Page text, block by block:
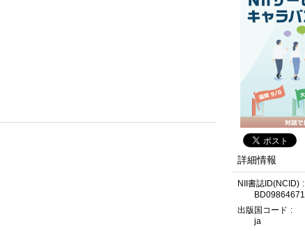
詳細情報
NII書誌ID(NCID)
BD09864671
出版国コード
ja